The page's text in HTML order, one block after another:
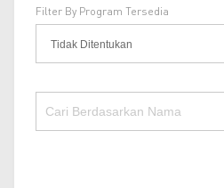
Filter By Program Tersedia